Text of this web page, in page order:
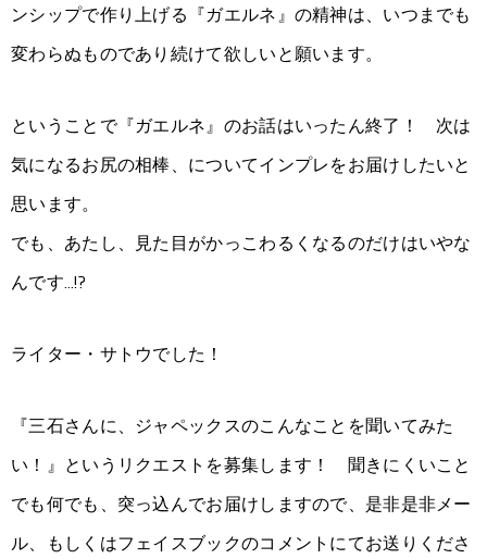
ンシップで作り上げる『ガエルネ』の精神は、いつまでも
変わらぬものであり続けて欲しいと願います。
ということで『ガエルネ』のお話はいったん終了！ 次は
気になるお尻の相棒、についてインプレをお届けしたいと
思います。
でも、あたし、見た目がかっこわるくなるのだけはいやな
んです…!?
ライター・サトウでした！
『三石さんに、ジャペックスのこんなことを聞いてみた
い！』というリクエストを募集します！ 聞きにくいこと
でも何でも、突っ込んでお届けしますので、是非是非メー
ル、もしくはフェイスブックのコメントにてお送りくださ